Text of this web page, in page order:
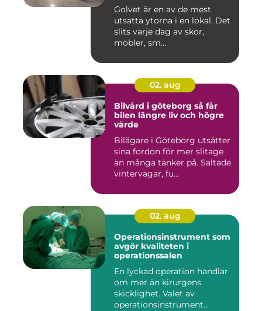
Golvet är en av de mest
utsatta ytorna i en lokal. Det
slits varje dag av skor,
möbler, sm...
02. aug
Bilvård i göteborg så får
bilen längre liv och högre
värde
Bilägare i Göteborg utsätter
sina fordon för mer slitage
än många tänker på. Saltade
vintervägar, fu...
02. aug
Operationsinstrument som
avgör kvaliteten i
operationssalen
En lyckad operation handlar
om mer än kirurgens
skicklighet. Valet av
operationsinstrument